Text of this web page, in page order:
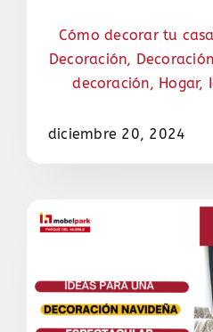
Cómo decorar tu casa
Decoración,
decoración, Hogar,
diciembre 20, 2024